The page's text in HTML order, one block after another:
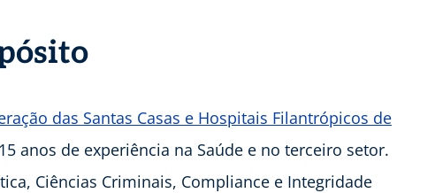
das Santas Casas e Hospitais Filantrópicos de
15 anos de experiência na Saúde e no terceiro setor.
Ciências Criminais, Compliance e Integridade